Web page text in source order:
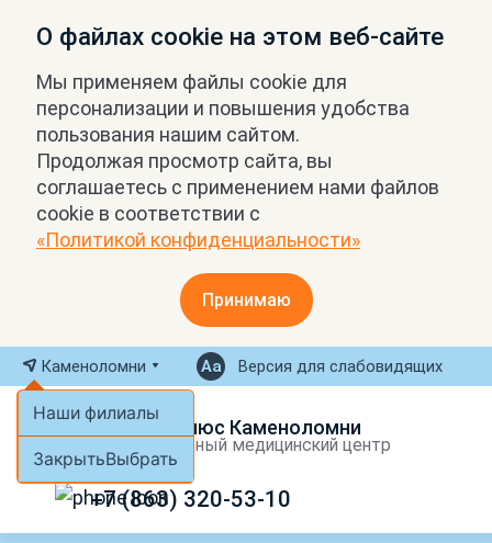
О файлах cookie на этом веб-сайте
Мы применяем файлы cookie для
персонализации и повышения удобства
пользования нашим сайтом.
Продолжая просмотр сайта, вы
соглашаетесь с применением нами файлов
cookie в соответствии с
«Политикой конфиденциальности»
Принимаю
Каменоломни
Наши филиалы
ЗакрытьВыбрать
Версия для слабовидящих
МРТ Плюс Каменоломни
Экспертный медицинский центр
+7 (863) 320-53-10